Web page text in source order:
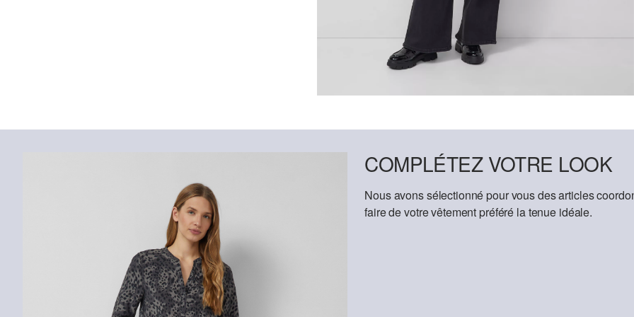
COMPLÉTEZ VOTRE LOOK
Nous avons sélectionné pour vous des articles
faire de votre vêtement préféré la tenue idéale.